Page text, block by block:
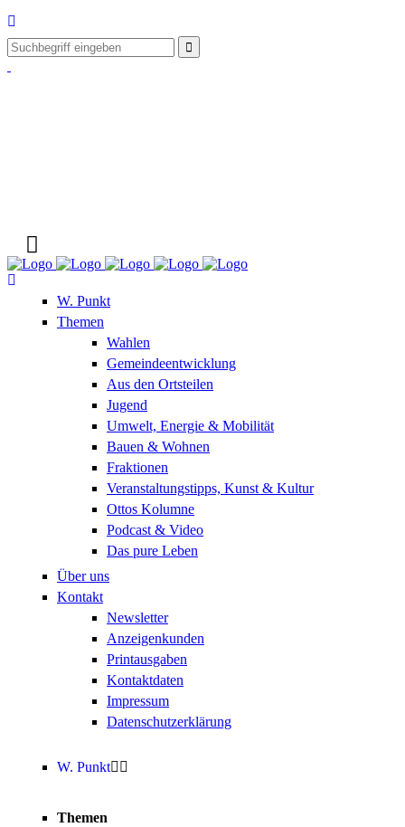
W. Punkt
Themen
Wahlen
Gemeindeentwicklung
Aus den Ortsteilen
Jugend
Umwelt, Energie & Mobilität
Bauen & Wohnen
Fraktionen
Veranstaltungstipps, Kunst & Kultur
Ottos Kolumne
Podcast & Video
Das pure Leben
Über uns
Kontakt
Newsletter
Anzeigenkunden
Printausgaben
Kontaktdaten
Impressum
Datenschutzerklärung
W. Punkt
Themen